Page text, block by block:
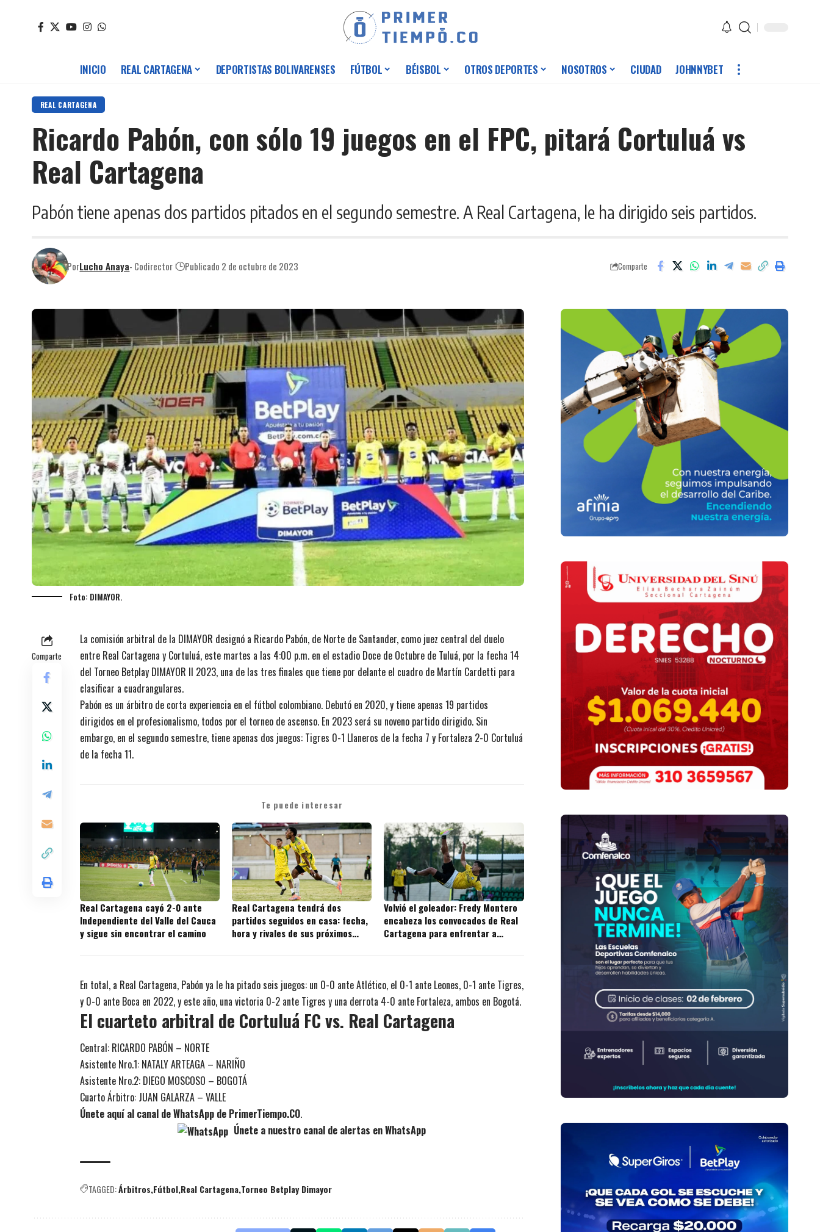
INICIO REAL CARTAGENA DEPORTISTAS BOLIVARENSES FÚTBOL BÉISBOL OTROS DEPORTES NOSOTROS CIUDAD JOHNNYBET
REAL CARTAGENA
Ricardo Pabón, con sólo 19 juegos en el FPC, pitará Cortuluá vs
Real Cartagena
Pabón tiene apenas dos partidos pitados en el segundo semestre. A Real Cartagena, le ha dirigido seis partidos.
PorLucho Anaya- Codirector Publicado 2 de octubre de 2023 Comparte
Foto: DIMAYOR.
Comparte
La comisión arbitral de la DIMAYOR designó a Ricardo Pabón, de Norte de Santander, como juez central del duelo
entre Real Cartagena y Cortuluá, este martes a las 4:00 p.m. en el estadio Doce de Octubre de Tuluá, por la fecha 14
del Torneo Betplay DIMAYOR II 2023, una de las tres finales que tiene por delante el cuadro de Martín Cardetti para
clasificar a cuadrangulares.
Pabón es un árbitro de corta experiencia en el fútbol colombiano. Debutó en 2020, y tiene apenas 19 partidos
dirigidos en el profesionalismo, todos por el torneo de ascenso. En 2023 será su noveno partido dirigido. Sin
embargo, en el segundo semestre, tiene apenas dos juegos: Tigres 0-1 Llaneros de la fecha 7 y Fortaleza 2-0 Cortuluá
de la fecha 11.
Te puede interesar
Real Cartagena cayó 2-0 ante
Independiente del Valle del Cauca
y sigue sin encontrar el camino
Real Cartagena tendrá dos
partidos seguidos en casa: fecha,
hora y rivales de sus próximos
Volvió el goleador: Fredy Montero
encabeza los convocados de Real
Cartagena para enfrentar a
En total, a Real Cartagena, Pabón ya le ha pitado seis juegos: un 0-0 ante Atlético, el 0-1 ante Leones, 0-1 ante Tigres,
y 0-0 ante Boca en 2022, y este año, una victoria 0-2 ante Tigres y una derrota 4-0 ante Fortaleza, ambos en Bogotá.
El cuarteto arbitral de Cortuluá FC vs. Real Cartagena
Central: RICARDO PABÓN – NORTE
Asistente Nro.1: NATALY ARTEAGA – NARIÑO
Asistente Nro.2: DIEGO MOSCOSO – BOGOTÁ
Cuarto Árbitro: JUAN GALARZA – VALLE
Únete aquí al canal de WhatsApp de PrimerTiempo.CO.
Únete a nuestro canal de alertas en WhatsApp
TAGGED:Árbitros Fútbol Real Cartagena Torneo Betplay Dimayor